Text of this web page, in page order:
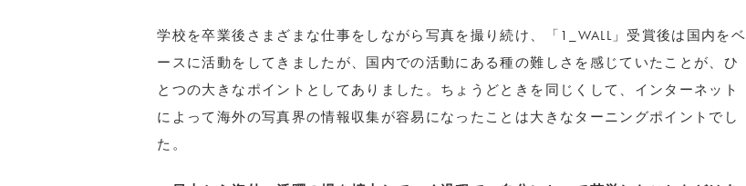
学校を卒業後さまざまな仕事をしながら写真を撮り続け、「1_WALL」受賞後は国内をベ
ースに活動をしてきましたが、国内での活動にある種の難しさを感じていたことが、ひ
とつの大きなポイントとしてありました。ちょうどときを同じくして、インターネット
によって海外の写真界の情報収集が容易になったことは大きなターニングポイントでし
た。